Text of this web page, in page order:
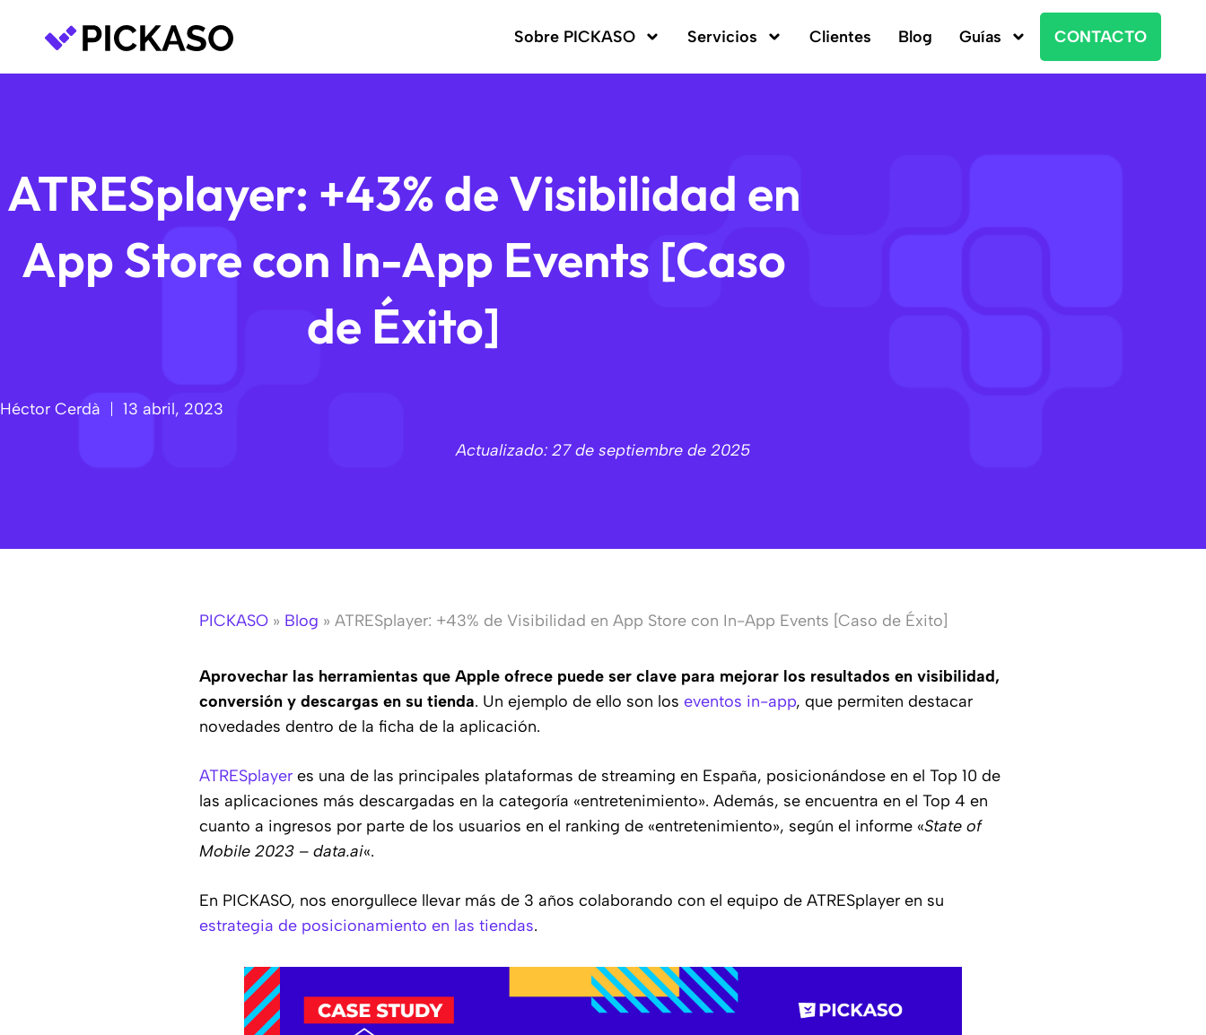
Sobre PICKASO Servicios Clientes Blog Guías CONTACTO
ATRESplayer: +43% de Visibilidad en
App Store con In-App Events [Caso
de Éxito]
Héctor Cerdà 13 abril, 2023
Actualizado: 27 de septiembre de 2025
PICKASO » Blog » ATRESplayer: +43% de Visibilidad en App Store con In-App Events [Caso de Éxito]
Aprovechar las herramientas que Apple ofrece puede ser clave para mejorar los resultados en visibilidad,
conversión y descargas en su tienda. Un ejemplo de ello son los eventos in-app, que permiten destacar
novedades dentro de la ficha de la aplicación.
ATRESplayer es una de las principales plataformas de streaming en España, posicionándose en el Top 10 de
las aplicaciones más descargadas en la categoría «entretenimiento». Además, se encuentra en el Top 4 en
cuanto a ingresos por parte de los usuarios en el ranking de «entretenimiento», según el informe «State of
Mobile 2023 – data.ai«.
En PICKASO, nos enorgullece llevar más de 3 años colaborando con el equipo de ATRESplayer en su
estrategia de posicionamiento en las tiendas.